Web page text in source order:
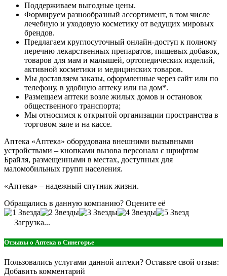
Поддерживаем выгодные цены.
Формируем разнообразный ассортимент, в том числе
лечебную и уходовую косметику от ведущих мировых
брендов.
Предлагаем круглосуточный онлайн-доступ к полному
перечню лекарственных препаратов, пищевых добавок,
товаров для мам и малышей, ортопедических изделий,
активной косметики и медицинских товаров.
Мы доставляем заказы, оформленные через сайт или по
телефону, в удобную аптеку или на дом*.
Размещаем аптеки возле жилых домов и остановок
общественного транспорта;
Мы относимся к открытой организации пространства в
торговом зале и на кассе.
Аптека «Аптека» оборудована внешними вызывными
устройствами – кнопками вызова персонала с шрифтом
Брайля, размещенными в местах, доступных для
маломобильных групп населения.
«Аптека» – надежный спутник жизни.
Обращались в данную компанию? Оцените её
Загрузка...
Отзывы о Аптека в Синегорье
Пользовались услугами данной аптеки? Оставьте свой отзыв:
Добавить комментарий